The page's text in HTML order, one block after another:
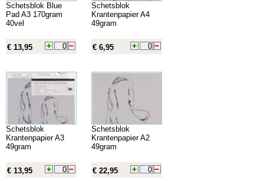
Schetsblok Blue
Pad A3 170gram
40vel
€ 13,95
Schetsblok
Krantenpapier A4
49gram
€ 6,95
Schetsblok
Krantenpapier A3
49gram
€ 13,95
Schetsblok
Krantenpapier A2
49gram
€ 22,95